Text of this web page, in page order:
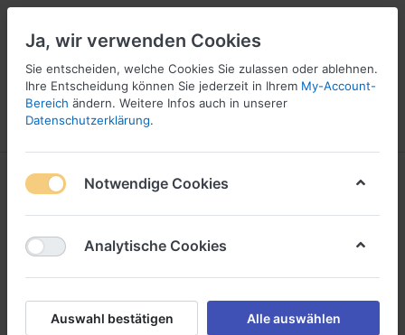
☎ 037296 69240
Menü Anmelden
Produkte markiert mit
1-9von9
Ja, wir verwenden Cookies
Sie entscheiden, welche Cookies Sie zulassen oder ablehnen.
Ihre Entscheidung können Sie jederzeit in Ihrem My-Account-
Bereich ändern. Weitere Infos auch in unserer
Datenschutzerklärung.
Notwendige Cookies
Analytische Cookies
Auswahl bestätigen Alle auswählen